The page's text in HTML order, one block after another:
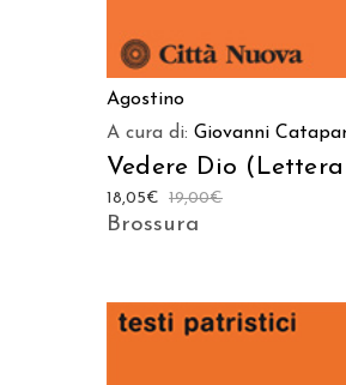
Agostino
A cura di: Giovanni
Vedere Dio (Lettera
19,00€
18,05€
Brossura